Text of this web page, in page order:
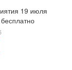
19 июля